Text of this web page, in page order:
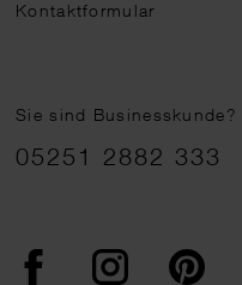
Kontaktformular
Sie sind
05251 2882 333
FacebookInstagram